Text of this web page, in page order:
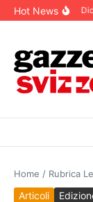
Salta al contenuto
Hot News
Editoriale
Home / Rubrica
Articoli